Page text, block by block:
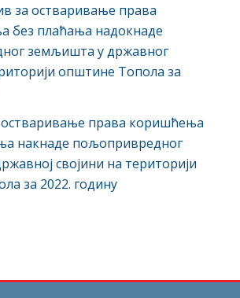
за остваривање права
без плаћања надокнаде
земљишта у државног
општине Топола за
права коришћења
накнаде пољопривредног
својини на територији
за 2022. годину